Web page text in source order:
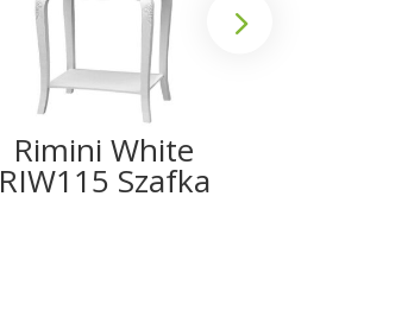
Rimini White
RIW115 Szafka